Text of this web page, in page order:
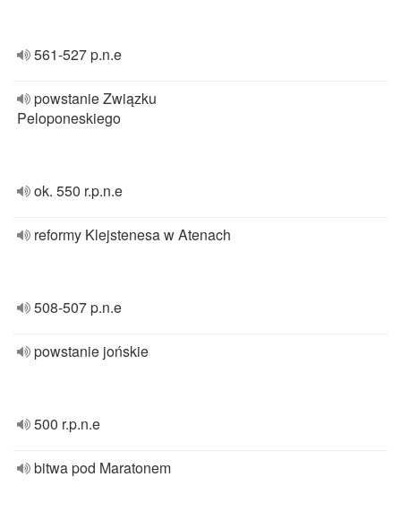
561-527 p.n.e
powstanie Związku
Peloponeskiego
ok. 550 r.p.n.e
reformy Klejstenesa w Atenach
508-507 p.n.e
powstanie jońskie
500 r.p.n.e
bitwa pod Maratonem